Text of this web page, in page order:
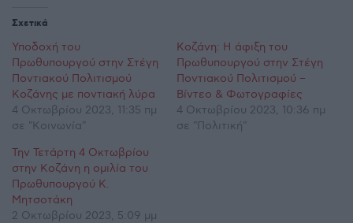
Σχετικά
Υποδοχή του
Πρωθυπουργού στην Στέγη
Ποντιακού Πολιτισμού
Κοζάνης με ποντιακή λύρα
4 Οκτωβρίου 2023, 11:35 πμ
σε "Κοινωνία"
Κοζάνη: Η άφιξη του
Πρωθυπουργού στην Στέγη
Ποντιακού Πολιτισμού –
Βίντεο & Φωτογραφίες
4 Οκτωβρίου 2023, 10:36 πμ
σε "Πολιτική"
Την Τετάρτη 4 Οκτωβρίου
στην Κοζάνη η ομιλία του
Πρωθυπουργού Κ.
Μητσοτάκη
2 Οκτωβρίου 2023, 5:09 μμ